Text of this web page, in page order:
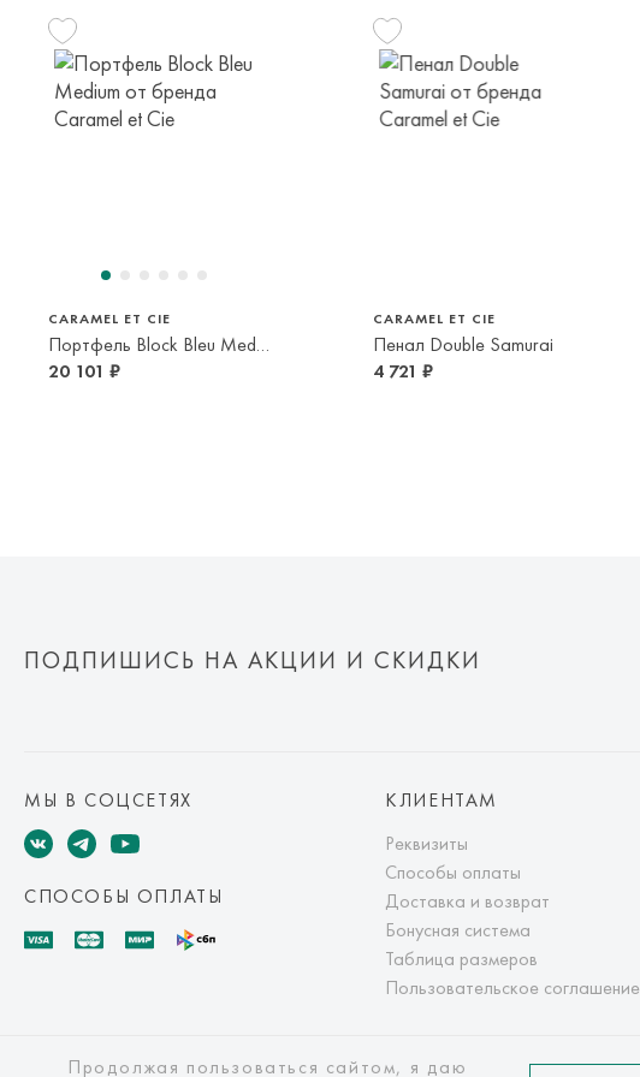
CARAMEL ET CIE
Портфель Block Bleu Medium
20 101 ₽
CARAMEL ET CIE
Пенал Double Samurai
4 721 ₽
ПОДПИШИСЬ НА АКЦИИ И СКИДКИ
МЫ В СОЦСЕТЯХ
СПОСОБЫ ОПЛАТЫ
КЛИЕНТАМ
Реквизиты
Способы оплаты
Доставка и возврат
Бонусная система
Таблица размеров
Пользовательское соглашение
Продолжая пользоваться сайтом, я даю